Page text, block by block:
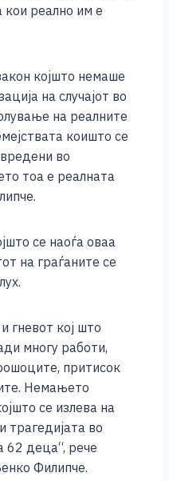
реално им е
којшто немаше
на случајот во
на реалните
коишто се
во
тоа е реалната
се наоѓа оваа
на граѓаните се
гневот кој што
многу работи,
притисок
Немањето
се излева на
трагедијата во
62 деца“, рече
Филипче.